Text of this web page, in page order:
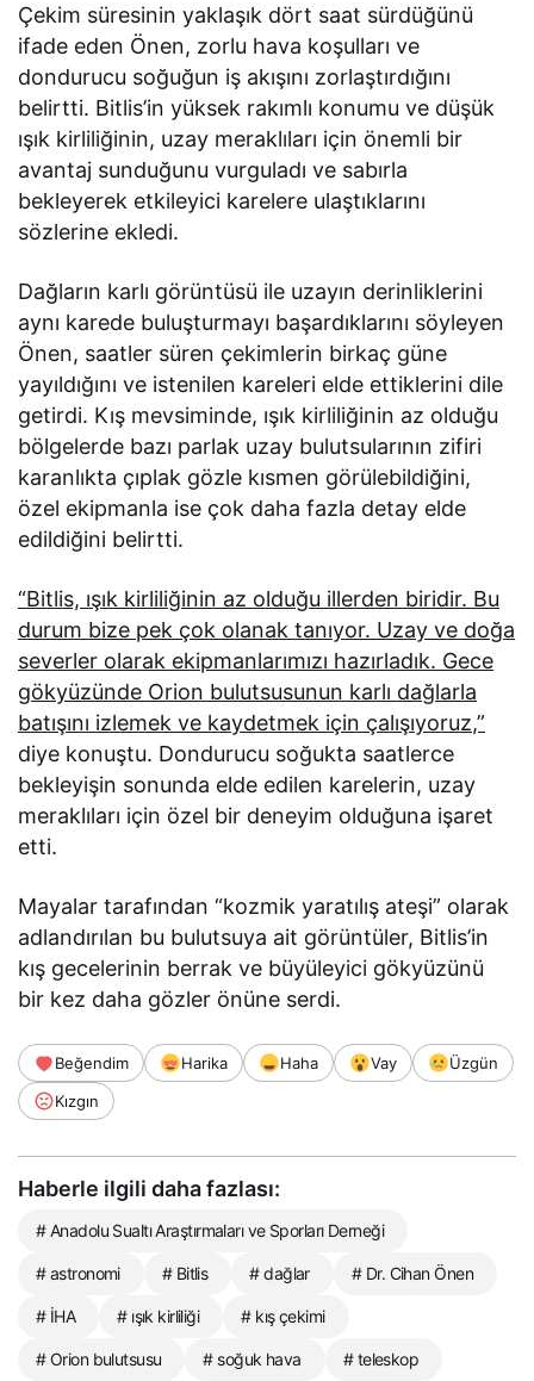
Çekim süresinin yaklaşık dört saat sürdüğünü
ifade eden Önen, zorlu hava koşulları ve
dondurucu soğuğun iş akışını zorlaştırdığını
belirtti. Bitlis’in yüksek rakımlı konumu ve düşük
ışık kirliliğinin, uzay meraklıları için önemli bir
avantaj sunduğunu vurguladı ve sabırla
bekleyerek etkileyici karelere ulaştıklarını
sözlerine ekledi.
Dağların karlı görüntüsü ile uzayın derinliklerini
aynı karede buluşturmayı başardıklarını söyleyen
Önen, saatler süren çekimlerin birkaç güne
yayıldığını ve istenilen kareleri elde ettiklerini dile
getirdi. Kış mevsiminde, ışık kirliliğinin az olduğu
bölgelerde bazı parlak uzay bulutsularının zifiri
karanlıkta çıplak gözle kısmen görülebildiğini,
özel ekipmanla ise çok daha fazla detay elde
edildiğini belirtti.
“Bitlis, ışık kirliliğinin az olduğu illerden biridir. Bu
durum bize pek çok olanak tanıyor. Uzay ve doğa
severler olarak ekipmanlarımızı hazırladık. Gece
gökyüzünde Orion bulutsusunun karlı dağlarla
batışını izlemek ve kaydetmek için çalışıyoruz,”
diye konuştu. Dondurucu soğukta saatlerce
bekleyişin sonunda elde edilen karelerin, uzay
meraklıları için özel bir deneyim olduğuna işaret
etti.
Mayalar tarafından “kozmik yaratılış ateşi” olarak
adlandırılan bu bulutsuya ait görüntüler, Bitlis’in
kış gecelerinin berrak ve büyüleyici gökyüzünü
bir kez daha gözler önüne serdi.
Beğendim Harika Haha Vay
Üzgün
Kızgın
Haberle ilgili daha fazlası:
# Anadolu Sualtı Araştırmaları ve Sporları Derneği
# astronomi # Bitlis # dağlar # Dr. Cihan Önen
# İHA # ışık kirliliği # kış çekimi
# Orion bulutsusu # soğuk hava # teleskop